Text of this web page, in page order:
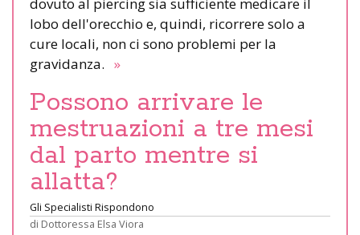
lobo dell'orecchio e, quindi, ricorrere solo a
cure locali, non ci sono problemi per la
gravidanza. »
Possono arrivare le
mestruazioni a tre mesi
dal parto mentre si
allatta?
Gli Specialisti Rispondono
di Dottoressa Elsa Viora